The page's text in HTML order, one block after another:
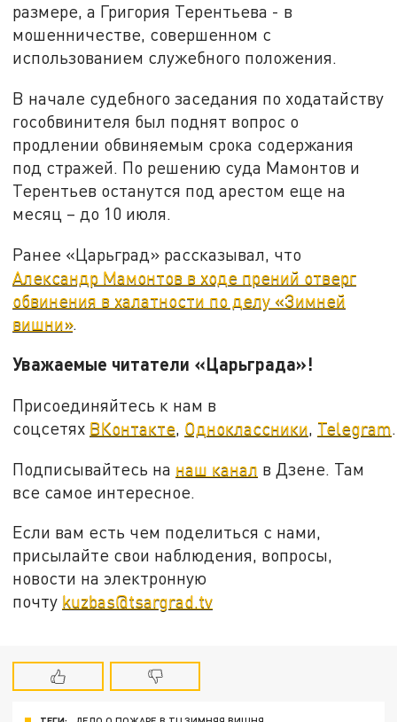
размере, а Григория Терентьева - в
мошенничестве, совершенном с
использованием служебного положения.
В начале судебного заседания по ходатайству
гособвинителя был поднят вопрос о
продлении обвиняемым срока содержания
под стражей. По решению суда Мамонтов и
Терентьев останутся под арестом еще на
месяц – до 10 июля.
Ранее «Царьград» рассказывал, что
Александр Мамонтов в ходе прений отверг
обвинения в халатности по делу «Зимней
вишни».
Уважаемые читатели «Царьграда»!
Присоединяйтесь к нам в
соцсетях ВКонтакте, Одноклассники, Telegram.
Подписывайтесь на наш канал в Дзене. Там
все самое интересное.
Если вам есть чем поделиться с нами,
присылайте свои наблюдения, вопросы,
новости на электронную
почту kuzbas@tsargrad.tv